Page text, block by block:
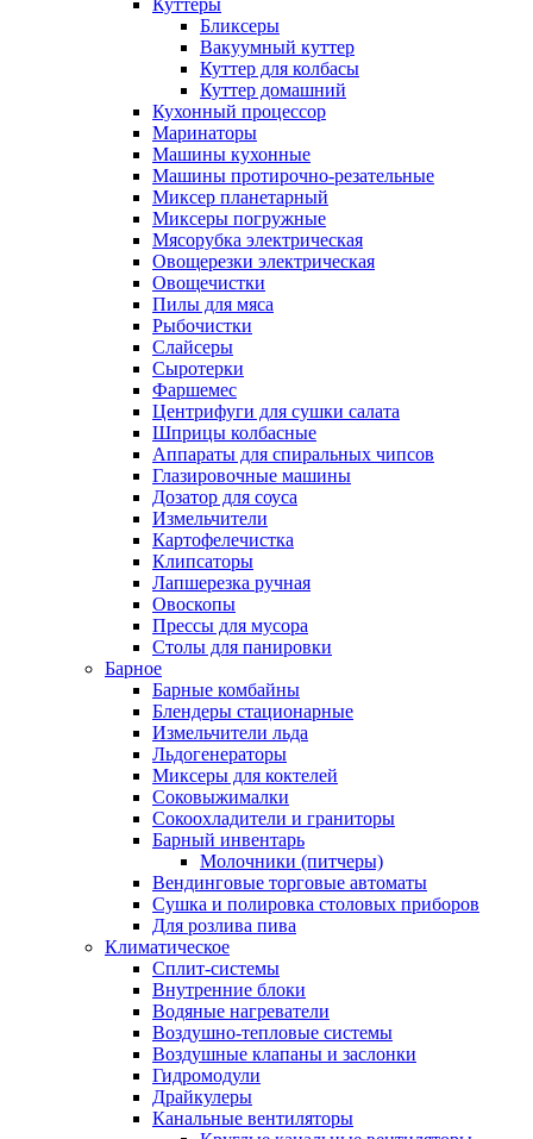
Куттеры
Бликсеры
Вакуумный куттер
Куттер для колбасы
Куттер домашний
Кухонный процессор
Маринаторы
Машины кухонные
Машины протирочно-резательные
Миксер планетарный
Миксеры погружные
Мясорубка электрическая
Овощерезки электрическая
Овощечистки
Пилы для мяса
Рыбочистки
Слайсеры
Сыротерки
Фаршемес
Центрифуги для сушки салата
Шприцы колбасные
Аппараты для спиральных чипсов
Глазировочные машины
Дозатор для соуса
Измельчители
Картофелечистка
Клипсаторы
Лапшерезка ручная
Овоскопы
Прессы для мусора
Столы для панировки
Барное
Барные комбайны
Блендеры стационарные
Измельчители льда
Льдогенераторы
Миксеры для коктелей
Соковыжималки
Сокоохладители и граниторы
Барный инвентарь
Молочники (питчеры)
Вендинговые торговые автоматы
Сушка и полировка столовых приборов
Для розлива пива
Климатическое
Сплит-системы
Внутренние блоки
Водяные нагреватели
Воздушно-тепловые системы
Воздушные клапаны и заслонки
Гидромодули
Драйкулеры
Канальные вентиляторы